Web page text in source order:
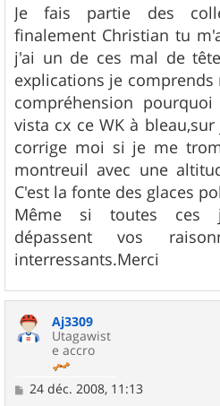
Je fais partie des
finalement Christian tu
j'ai un de ces mal de
explications je
compréhension
vista cx ce WK à
corrige moi si je me
montreuil avec une
C'est la fonte des glaces
Même si toutes ces
dépassent vos
interressants.Merci
Aj3309
Utagawist
e accro
M
24 déc. 2008, 11:13